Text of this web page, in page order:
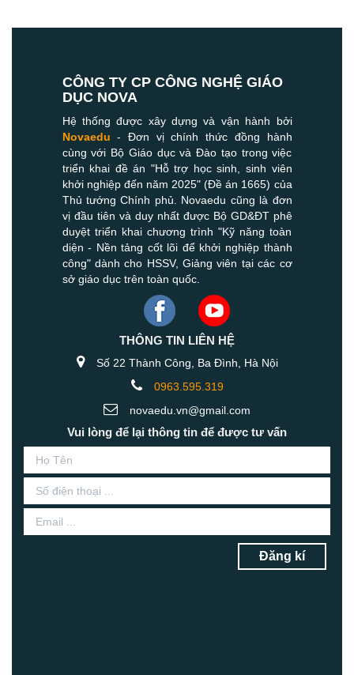
CÔNG TY CP CÔNG NGHỆ GIÁO
DỤC NOVA
Hệ thống được xây dựng và vận hành bởi
Novaedu - Đơn vị chính thức đồng hành
cùng với Bộ Giáo dục và Đào tạo trong việc
triển khai đề án "Hỗ trợ học sinh, sinh viên
khởi nghiệp đến năm 2025" (Đề án 1665) của
Thủ tướng Chính phủ. Novaedu cũng là đơn
vị đầu tiên và duy nhất được Bộ GD&ĐT phê
duyệt triển khai chương trình "Kỹ năng toàn
diện - Nền tảng cốt lõi để khởi nghiệp thành
công" dành cho HSSV, Giảng viên tại các cơ
sở giáo dục trên toàn quốc.
THÔNG TIN LIÊN HỆ
Số 22 Thành Công, Ba Đình, Hà Nội
0963.595.319
novaedu.vn@gmail.com
Vui lòng để lại thông tin để được tư vấn
Đăng kí